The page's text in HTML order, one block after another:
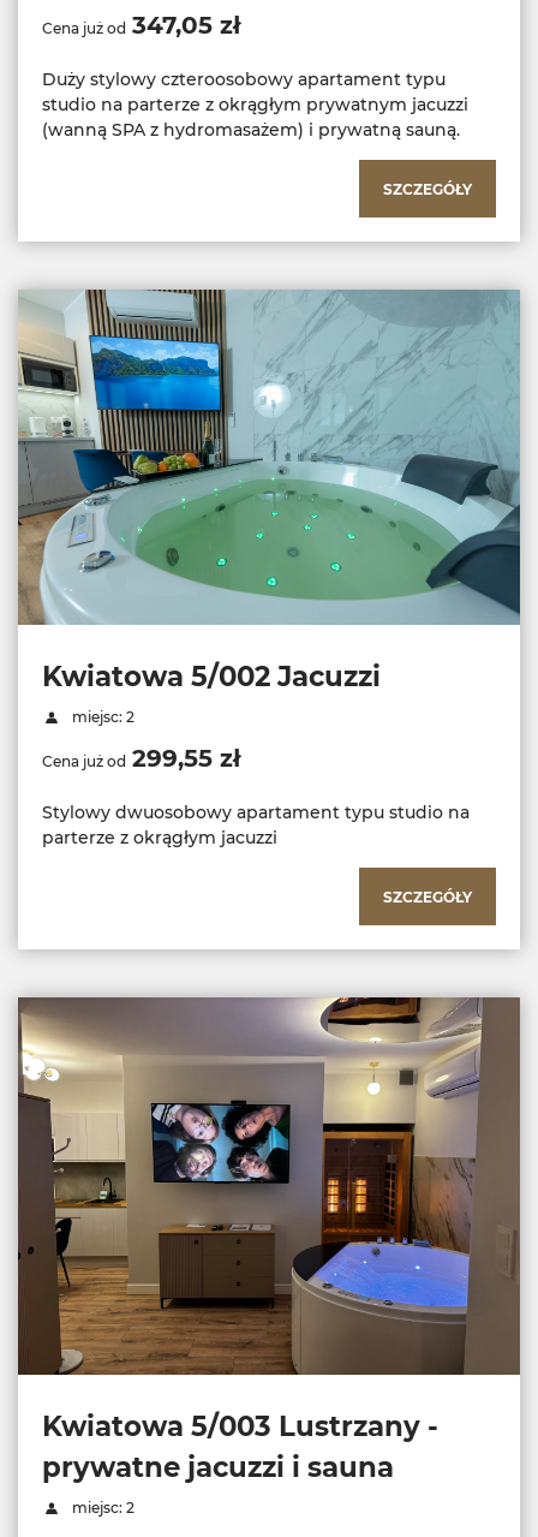
Cena już od 347,05 zł
Duży stylowy czteroosobowy apartament typu
studio na parterze z okrągłym prywatnym jacuzzi
(wanną SPA z hydromasażem) i prywatną sauną.
SZCZEGÓŁY
Kwiatowa 5/002 Jacuzzi
miejsc: 2
Cena już od 299,55 zł
Stylowy dwuosobowy apartament typu studio na
parterze z okrągłym jacuzzi
SZCZEGÓŁY
Kwiatowa 5/003 Lustrzany -
prywatne jacuzzi i sauna
miejsc: 2